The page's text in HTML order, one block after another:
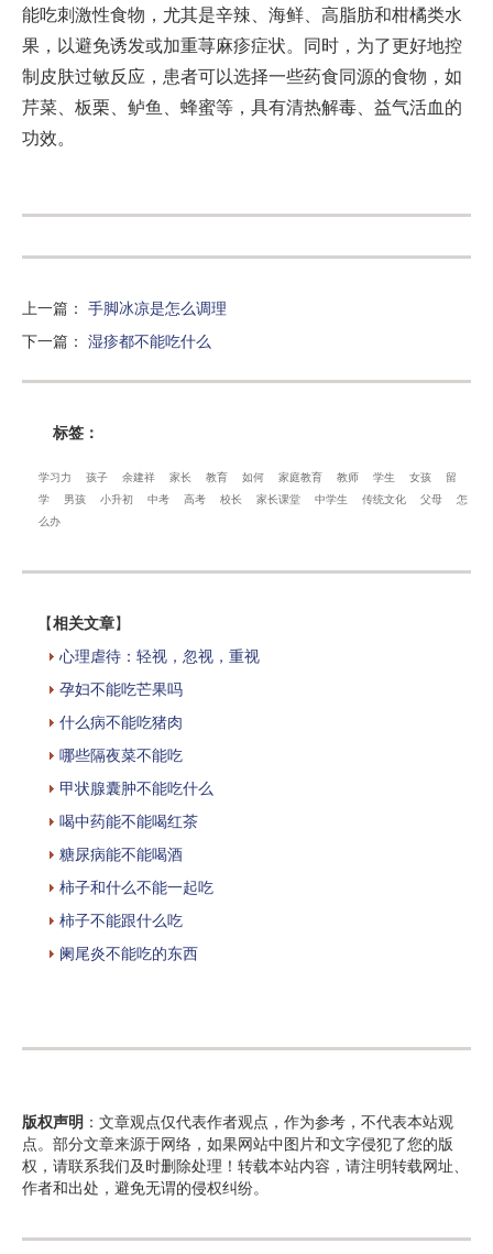
能吃刺激性食物，尤其是辛辣、海鲜、高脂肪和柑橘类水
果，以避免诱发或加重荨麻疹症状。同时，为了更好地控
制皮肤过敏反应，患者可以选择一些药食同源的食物，如
芹菜、板栗、鲈鱼、蜂蜜等，具有清热解毒、益气活血的
功效。
上一篇 ： 手脚冰凉是怎么调理
下一篇 ： 湿疹都不能吃什么
标签：
学习力 孩子 余建祥 家长 教育 如何 家庭教育 教师 学生 女孩
留
学
男孩 小升初 中考 高考 校长 家长课堂 中学生 传统文化 父母
怎
么办
【相关文章】
心理虐待：轻视，忽视，重视
孕妇不能吃芒果吗
什么病不能吃猪肉
哪些隔夜菜不能吃
甲状腺囊肿不能吃什么
喝中药能不能喝红茶
糖尿病能不能喝酒
柿子和什么不能一起吃
柿子不能跟什么吃
阑尾炎不能吃的东西
版权声明 ：文章观点仅代表作者观点，作为参考，不代表本站观
点。部分文章来源于网络，如果网站中图片和文字侵犯了您的版
权，请联系我们及时删除处理！转载本站内容，请注明转载网址、
作者和出处，避免无谓的侵权纠纷。